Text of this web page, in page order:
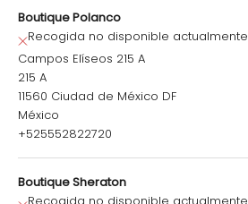
Boutique Polanco
Recogida no disponible actualmente
Campos Elíseos 215 A
215 A
11560 Ciudad de México DF
México
+525552822720
Boutique Sheraton